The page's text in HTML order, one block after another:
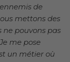
de
mettons des
pouvons pas
me pose
un métier où